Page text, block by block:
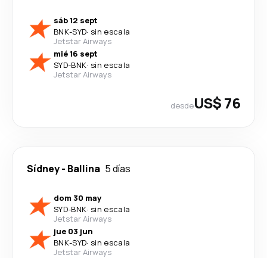
sáb 12 sept
BNK-SYD· sin escala
Jetstar Airways
mié 16 sept
SYD-BNK· sin escala
Jetstar Airways
desdeUS$ 76
Sídney- Ballina 5 días
dom 30 may
SYD-BNK· sin escala
Jetstar Airways
jue 03 jun
BNK-SYD· sin escala
Jetstar Airways